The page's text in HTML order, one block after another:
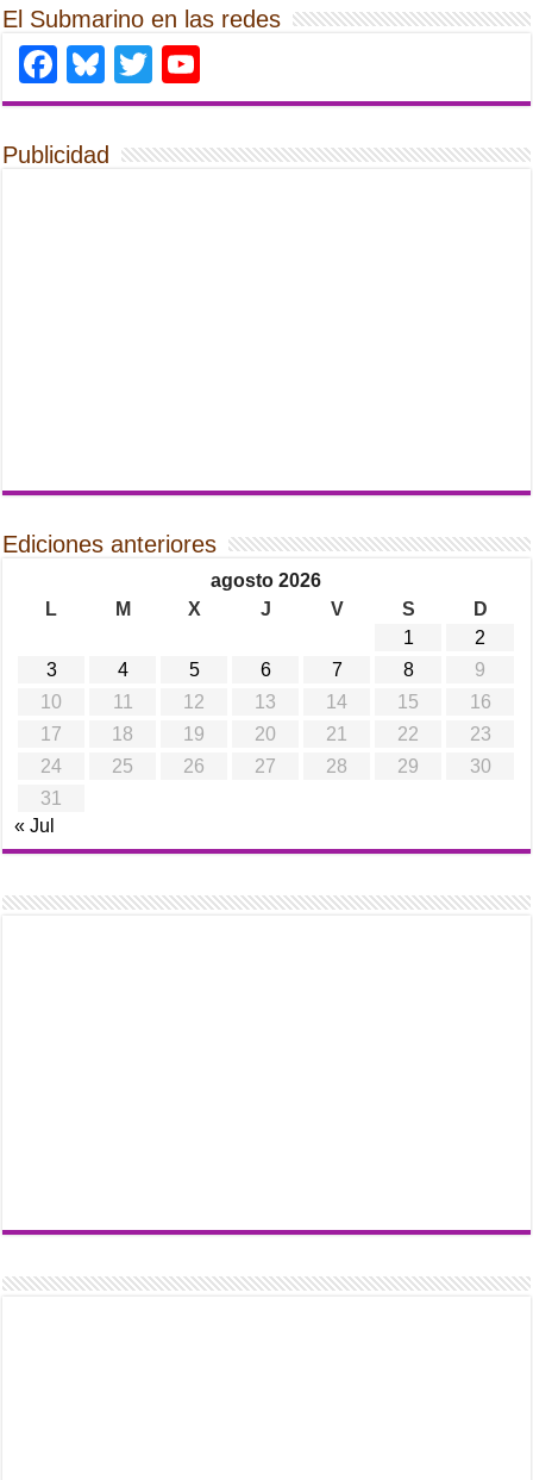
El Submarino en las redes
Facebook
Bluesky
Twitter
Publicidad
Ediciones anteriores
agosto 2026
L
M X J V S
D
1
2
3
4 5 6 7 8
9
10
11 12 13 14 15
16
17
18 19 20 21 22
23
24
25 26 27 28 29
30
31
« Jul